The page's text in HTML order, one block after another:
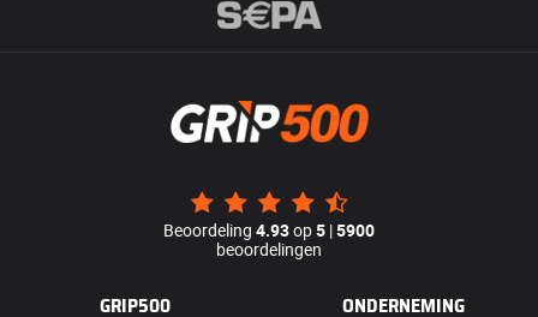
Beoordeling 4.93op5 |5900
beoordelingen
GRIP500 ONDERNEMING